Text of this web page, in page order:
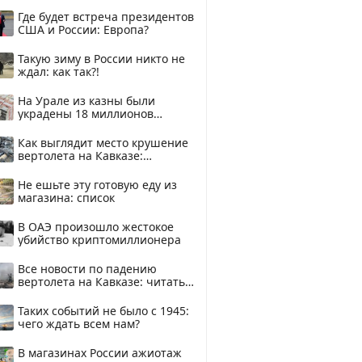
Где будет встреча президентов
США и России: Европа?
Такую зиму в России никто не
ждал: как так?!
На Урале из казны были
украдены 18 миллионов
Как выглядит место крушение
вертолета на Кавказе:
Не ешьте эту готовую еду из
магазина: список
В ОАЭ произошло жестокое
убийство криптомиллионера
Все новости по падению
вертолета на Кавказе: читать
Таких событий не было с 1945:
чего ждать всем нам?
В магазинах России ажиотаж